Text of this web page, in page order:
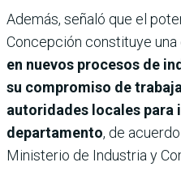
Además, señaló que el
Concepción constituye
en nuevos procesos de
su compromiso de
autoridades locales para
departamento, de
Ministerio de Industria y